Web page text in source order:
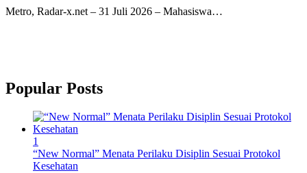
Metro, Radar-x.net – 31 Juli 2026 – Mahasiswa…
Popular Posts
1
“New Normal” Menata Perilaku Disiplin Sesuai Protokol
Kesehatan